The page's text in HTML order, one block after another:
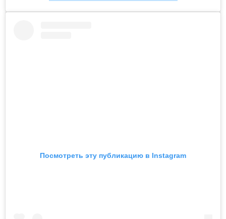
Посмотреть эту публикацию в Instagram